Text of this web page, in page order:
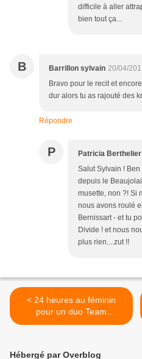
difficile à aller
bien tout ça...
B Barrillon sylvain 20/04/
Bravo pour le recit et
dur alors tu as rajouté des
Répondre
P Patricia
Salut Sylvain !
depuis le
musette, non ?! Si
nous avons roulé
Bernissart - et tu
Divide ! et nous
plus rien....zut !!
< 24 heures au féminin
pour un duo Team
Cyclosportissimo
Hébergé par Overblog